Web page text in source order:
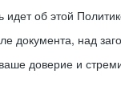
об этой
документа, над
доверие и